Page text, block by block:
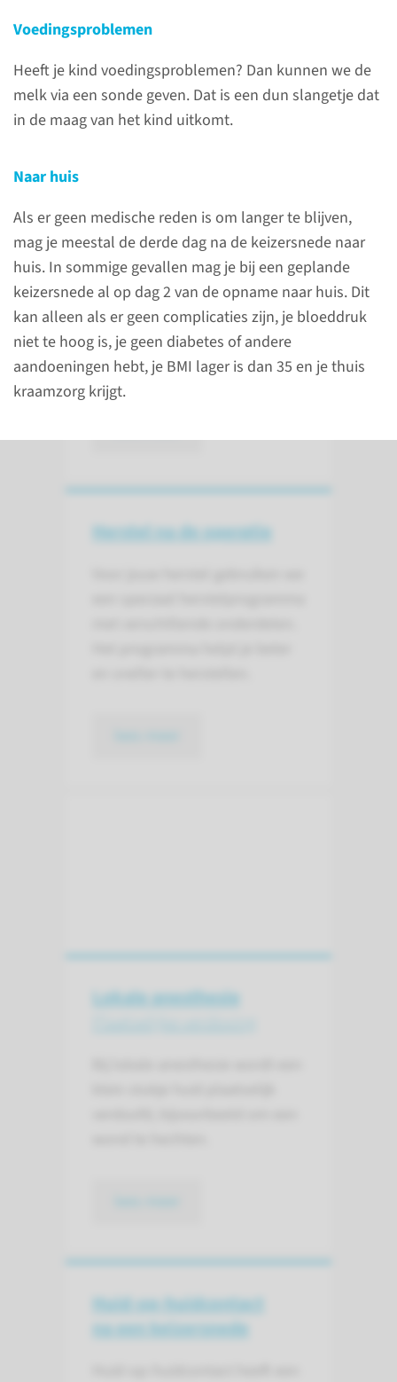
Voedingsproblemen
Heeft je kind voedingsproblemen? Dan kunnen we de
melk via een sonde geven. Dat is een dun slangetje dat
in de maag van het kind uitkomt.
Naar huis
Als er geen medische reden is om langer te blijven,
mag je meestal de derde dag na de keizersnede naar
huis. In sommige gevallen mag je bij een geplande
keizersnede al op dag 2 van de opname naar huis. Dit
kan alleen als er geen complicaties zijn, je bloeddruk
niet te hoog is, je geen diabetes of andere
aandoeningen hebt, je BMI lager is dan 35 en je thuis
kraamzorg krijgt.
(bikinisnede) of vertikaal (van
de navel naar beneden).
lees meer
Na de keizersnede
Vaak onderzoekt de kinderarts
jouw kind direct na de
geboorte. Daarna mag het kind
naar je toe of wordt het kind in
de couveuse gelegd.
Herstel na de operatie
Lokale anesthesie
Huid-op-huidcontact
na een keizersnede